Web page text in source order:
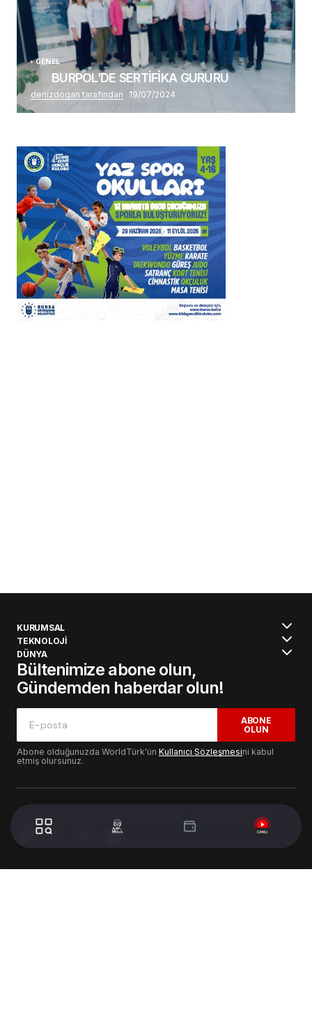
GENEL
BURPOL’DE SERTİFİKA GURURU
denizdogan tarafından 19/07/2024
KURUMSAL
TEKNOLOJİ
DÜNYA
Bültenimize abone olun,
Gündemden haberdar olun!
ABONE
OLUN
Abone olduğunuzda WorldTürk'ün Kullanıcı Sözleşmesini kabul
etmiş olursunuz.
© 2024 WorldTurk. Tüm Hakları Saklıdır. - Tasarım & Geliştirme :
Volion's